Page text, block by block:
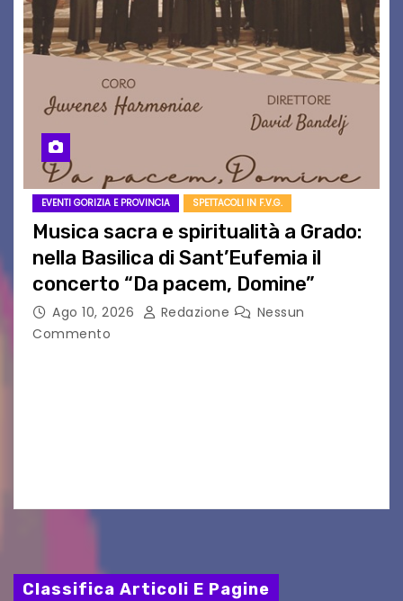
EVENTI GORIZIA E PROVINCIA SPETTACOLI IN F.V.G.
Musica sacra e spiritualità a Grado:
nella Basilica di Sant’Eufemia il
concerto “Da pacem, Domine”
Ago 10, 2026 Redazione
Nessun
Commento
Classifica Articoli E Pagine